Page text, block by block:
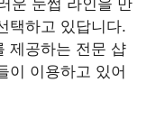
택하고 있답니다.
제공하는 전문 샵
이 이용하고 있어